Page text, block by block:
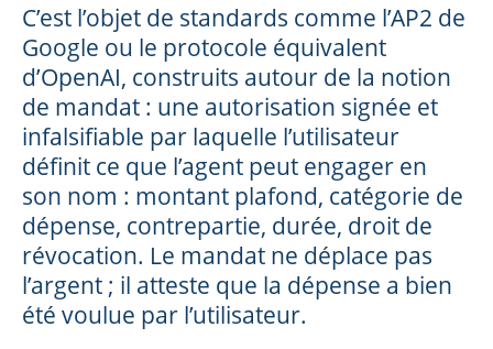
C’est l’objet de standards comme l’AP2 de
Google ou le protocole équivalent
d’OpenAI, construits autour de la notion
de mandat : une autorisation signée et
infalsifiable par laquelle l’utilisateur
définit ce que l’agent peut engager en
son nom : montant plafond, catégorie de
dépense, contrepartie, durée, droit de
révocation. Le mandat ne déplace pas
l’argent ; il atteste que la dépense a bien
été voulue par l’utilisateur.